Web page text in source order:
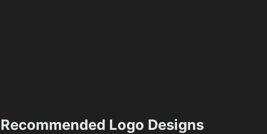
Recommended Logo Designs